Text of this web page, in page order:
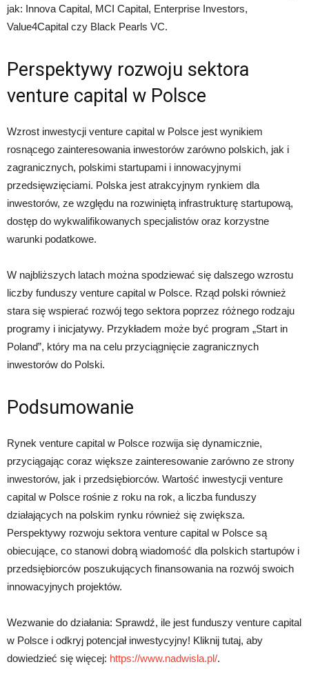
jak: Innova Capital, MCI Capital, Enterprise Investors,
Value4Capital czy Black Pearls VC.
Perspektywy rozwoju sektora
venture capital w Polsce
Wzrost inwestycji venture capital w Polsce jest wynikiem
rosnącego zainteresowania inwestorów zarówno polskich, jak i
zagranicznych, polskimi startupami i innowacyjnymi
przedsięwzięciami. Polska jest atrakcyjnym rynkiem dla
inwestorów, ze względu na rozwiniętą infrastrukturę startupową,
dostęp do wykwalifikowanych specjalistów oraz korzystne
warunki podatkowe.
W najbliższych latach można spodziewać się dalszego wzrostu
liczby funduszy venture capital w Polsce. Rząd polski również
stara się wspierać rozwój tego sektora poprzez różnego rodzaju
programy i inicjatywy. Przykładem może być program „Start in
Poland”, który ma na celu przyciągnięcie zagranicznych
inwestorów do Polski.
Podsumowanie
Rynek venture capital w Polsce rozwija się dynamicznie,
przyciągając coraz większe zainteresowanie zarówno ze strony
inwestorów, jak i przedsiębiorców. Wartość inwestycji venture
capital w Polsce rośnie z roku na rok, a liczba funduszy
działających na polskim rynku również się zwiększa.
Perspektywy rozwoju sektora venture capital w Polsce są
obiecujące, co stanowi dobrą wiadomość dla polskich startupów i
przedsiębiorców poszukujących finansowania na rozwój swoich
innowacyjnych projektów.
Wezwanie do działania: Sprawdź, ile jest funduszy venture capital
w Polsce i odkryj potencjał inwestycyjny! Kliknij tutaj, aby
dowiedzieć się więcej: https://www.nadwisla.pl/.